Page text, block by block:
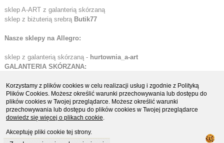
sklep A-ART z galanterią skórzaną
sklep z biżuterią srebrą Butik77
Nasze sklepy na Allegro:
sklep z galanterią skórzaną - hurtownia_a-art
GALANTERIA SKÓRZANA:
Etui skórzane
Portfele skórzane
Organizery i biwuary
Teczki i aktówki skórzane
Teczki ze skóry naturalnej
Teczki i torby młodzieżowe
Korzystamy z plików cookies w celu realizacji usług i zgodnie z Polityką
Plików Cookies. Możesz określić warunki przechowywania lub dostępu do
plików cookies w Twojej przeglądarce. Możesz określić warunki
przechowywania lub dostępu do plików cookies w Twojej przeglądarce
dowiedz się więcej o plikach cookie.
Akceptuję pliki cookie tej strony.